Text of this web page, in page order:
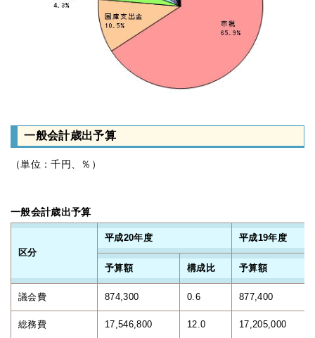
一般会計歳出予算
（単位：千円、％）
一般会計歳出予算
区分
平成20年度 平成19年度
予算額 構成比 予算額
議会費 874,300 0.6 877,400
総務費 17,546,800 12.0 17,205,000